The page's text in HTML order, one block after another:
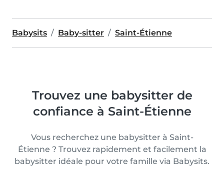
Babysits Baby-sitter Saint-Étienne
Trouvez une babysitter de
confiance à Saint-Étienne
Vous recherchez une babysitter à Saint-
Étienne ? Trouvez rapidement et facilement la
babysitter idéale pour votre famille via Babysits.